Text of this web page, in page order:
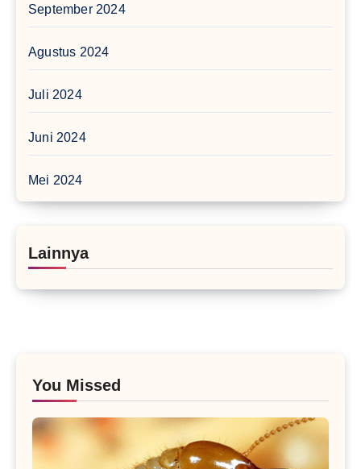
September 2024
Agustus 2024
Juli 2024
Juni 2024
Mei 2024
Lainnya
You Missed